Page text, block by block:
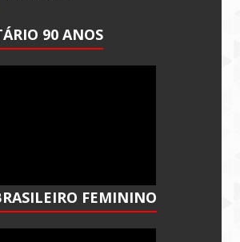
90 ANOS
FEMININO